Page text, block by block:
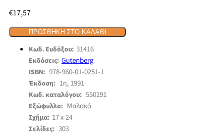
€17,57
ΠΡΟΣΘΉΚΗ ΣΤΟ ΚΑΛΆΘΙ
Κωδ. Ευδόξου: 31416
Εκδόσεις: Gutenberg
ISBN: 978-960-01-0251-1
Έκδοση: 1η, 1991
Κωδ. καταλόγου: 550191
Εξώφυλλο: Μαλακό
Σχήμα: 17 x 24
Σελίδες: 303